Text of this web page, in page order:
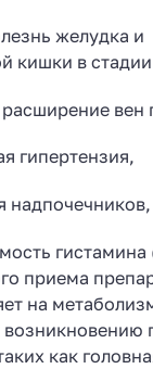
желудка и
кишки в
вен
гистамина
приема
на
как